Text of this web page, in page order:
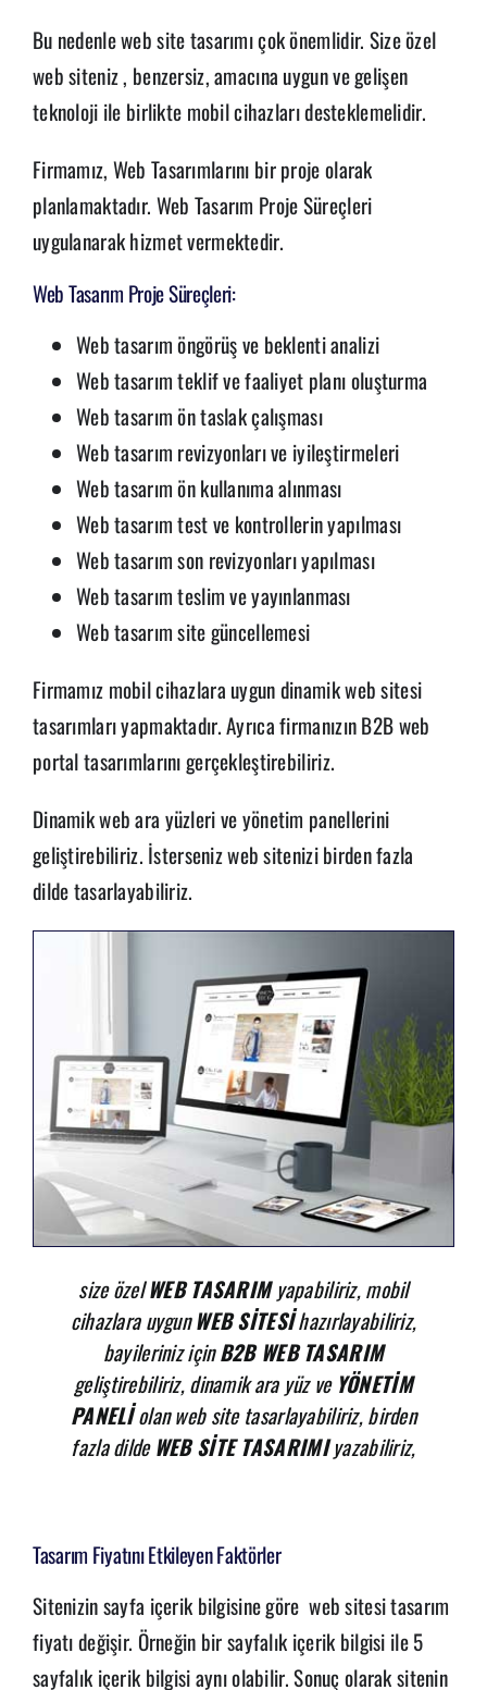
Bu nedenle web site tasarımı çok önemlidir. Size özel
web siteniz , benzersiz, amacına uygun ve gelişen
teknoloji ile birlikte mobil cihazları desteklemelidir.
Firmamız, Web Tasarımlarını bir proje olarak
planlamaktadır. Web Tasarım Proje Süreçleri
uygulanarak hizmet vermektedir.
Web Tasarım Proje Süreçleri:
Web tasarım öngörüş ve beklenti analizi
Web tasarım teklif ve faaliyet planı oluşturma
Web tasarım ön taslak çalışması
Web tasarım revizyonları ve iyileştirmeleri
Web tasarım ön kullanıma alınması
Web tasarım test ve kontrollerin yapılması
Web tasarım son revizyonları yapılması
Web tasarım teslim ve yayınlanması
Web tasarım site güncellemesi
Firmamız mobil cihazlara uygun dinamik web sitesi
tasarımları yapmaktadır. Ayrıca firmanızın B2B web
portal tasarımlarını gerçekleştirebiliriz.
Dinamik web ara yüzleri ve yönetim panellerini
geliştirebiliriz. İsterseniz web sitenizi birden fazla
dilde tasarlayabiliriz.
size özelWEB TASARIMyapabiliriz, mobil
cihazlara uygunWEB SİTESİhazırlayabiliriz,
bayileriniz içinB2B WEB TASARIM
geliştirebiliriz, dinamik ara yüz ve YÖNETİM
PANELİolan web site tasarlayabiliriz, birden
fazla dildeWEB SİTE TASARIMIyazabiliriz,
Tasarım Fiyatını Etkileyen Faktörler
Sitenizin sayfa içerik bilgisine göre web sitesi tasarım
fiyatı değişir. Örneğin bir sayfalık içerik bilgisi ile 5
sayfalık içerik bilgisi aynı olabilir. Sonuç olarak sitenin